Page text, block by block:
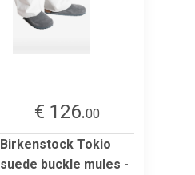
€ 126.00
Birkenstock Tokio
suede buckle mules -